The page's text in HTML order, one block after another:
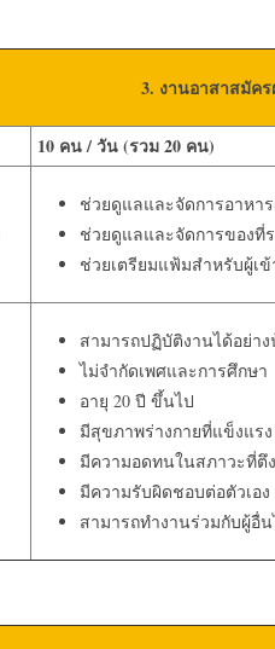
3. งานอาสาสมัค
10 คน/วัน(รวม20 คน)
ช่วยดูแลและจัดการอาหา
ช่วยดูแลและจัดการของที่
ช่วยเตรียมแฟ้มสำหรับผู้เ
สามารถปฏิบัติงานได้อย่าง
ไม่จำกัดเพศและการศึกษา
อายุ 20 ปี ขึ้นไป
มีสุขภาพร่างกายที่แข็งแรง
มีความอดทนในสภาวะที่ตึ
มีความรับผิดชอบต่อตัวเอ
สามารถทำงานร่วมกับผู้อื่